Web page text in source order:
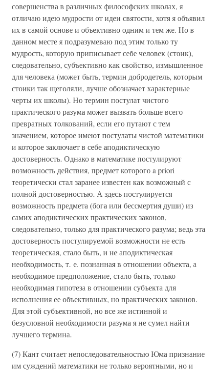
совершенства в различных философских школах, я
отличаю идею мудрости от идеи святости, хотя я объявил
их в самой основе и объективно одним и тем же. Но в
данном месте я подразумеваю под этим только ту
мудрость, которую приписывает себе человек (стоик),
следовательно, субъективно как свойство, измышленное
для человека (может быть, термин добродетель, которым
стоики так щеголяли, лучше обозначает характерные
черты их школы). Но термин постулат чистого
практического разума может вызвать больше всего
превратных толкований, если его путают с тем
значением, которое имеют постулаты чистой математики
и которое заключает в себе аподиктическую
достоверность. Однако в математике постулируют
возможность действия, предмет которого a priori
теоретически стал заранее известен как возможный с
полной достоверностью. А здесь постулируется
возможность предмета (бога или бессмертия души) из
самих аподиктических практических законов,
следовательно, только для практического разума; ведь эта
достоверность постулируемой возможности не есть
теоретическая, стало быть, и не аподиктическая
необходимость, т. е. познанная в отношении объекта, а
необходимое предположение, стало быть, только
необходимая гипотеза в отношении субъекта для
исполнения ее объективных, но практических законов.
Для этой субъективной, но все же истинной и
безусловной необходимости разума я не сумел найти
лучшего термина.
(7) Кант считает непоследовательностью Юма признание
им суждений математики не только вероятными, но и